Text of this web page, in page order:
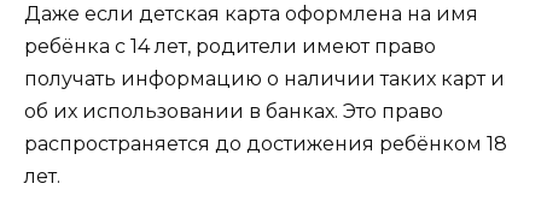
Даже если детская карта оформлена на имя
ребёнка с 14 лет, родители имеют право
получать информацию о наличии таких карт и
об их использовании в банках. Это право
распространяется до достижения ребёнком 18
лет.